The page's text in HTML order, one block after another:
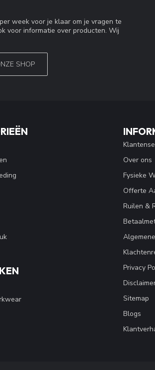
week voor je klaar om je vragen te
voor informatie over producten. Wij
SHOP
Over ons
Fysieke
Offerte
Ruilen &
Privacy
Sitemap
Blogs